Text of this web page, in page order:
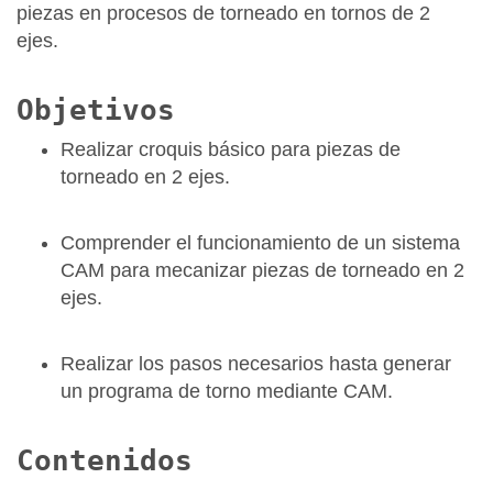
piezas en procesos de torneado en tornos de 2
ejes.
Objetivos
Realizar croquis básico para piezas de
torneado en 2 ejes.
Comprender el funcionamiento de un sistema
CAM para mecanizar piezas de torneado en 2
ejes.
Realizar los pasos necesarios hasta generar
un programa de torno mediante CAM.
Contenidos